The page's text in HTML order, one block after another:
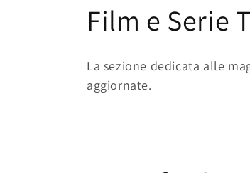
C
o
l
Film e Serie
La sezione dedicata alle
aggiornate.